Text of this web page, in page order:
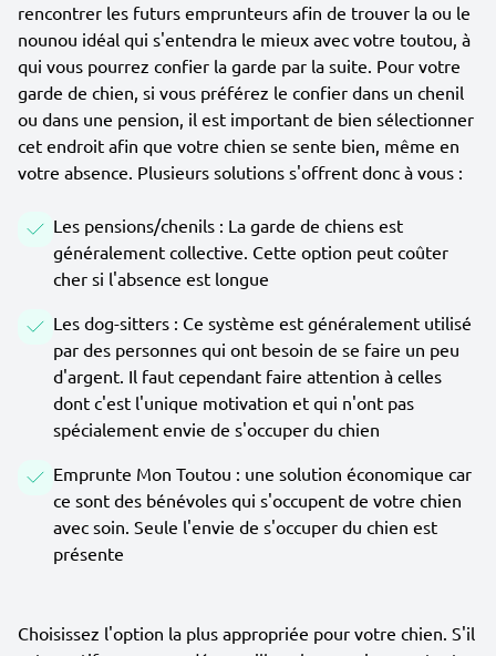
rencontrer les futurs emprunteurs afin de trouver la ou le
nounou idéal qui s'entendra le mieux avec votre toutou, à
qui vous pourrez confier la garde par la suite. Pour votre
garde de chien, si vous préférez le confier dans un chenil
ou dans une pension, il est important de bien sélectionner
cet endroit afin que votre chien se sente bien, même en
votre absence. Plusieurs solutions s'offrent donc à vous :
Les pensions/chenils : La garde de chiens est
généralement collective. Cette option peut coûter
cher si l'absence est longue
Les dog-sitters : Ce système est généralement utilisé
par des personnes qui ont besoin de se faire un peu
d'argent. Il faut cependant faire attention à celles
dont c'est l'unique motivation et qui n'ont pas
spécialement envie de s'occuper du chien
Emprunte Mon Toutou : une solution économique car
ce sont des bénévoles qui s'occupent de votre chien
avec soin. Seule l'envie de s'occuper du chien est
présente
Choisissez l'option la plus appropriée pour votre chien. S'il